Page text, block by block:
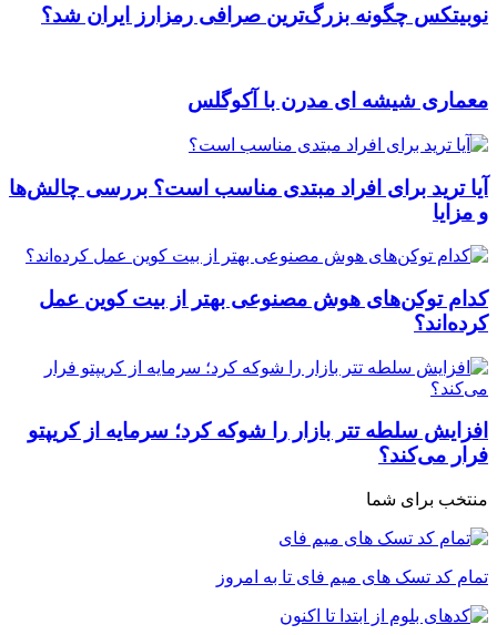
نوبیتکس چگونه بزرگ‌ترین صرافی رمزارز ایران شد؟
معماری شیشه ای مدرن با آکوگلس
آیا ترید برای افراد مبتدی مناسب است؟ بررسی چالش‌ها
و مزایا
کدام توکن‌های هوش مصنوعی بهتر از بیت کوین عمل
کرده‌اند؟
افزایش سلطه تتر بازار را شوکه کرد؛ سرمایه از کریپتو
فرار می‌کند؟
منتخب برای شما
تمام کد تسک های میم فای تا به امروز